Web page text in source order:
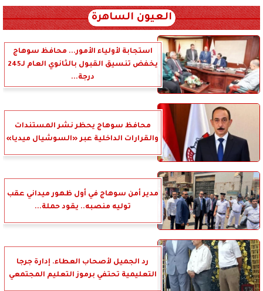
العيون الساهرة
استجابة لأولياء الأمور... محافظ سوهاج
يخفض تنسيق القبول بالثانوي العام لـ245
درجة...
محافظ سوهاج يحظر نشر المستندات
والقرارات الداخلية عبر «السوشيال ميديا»
مدير أمن سوهاج في أول ظهور ميداني عقب
توليه منصبه.. يقود حملة...
رد الجميل لأصحاب العطاء. إدارة جرجا
التعليمية تحتفي برموز التعليم المجتمعي